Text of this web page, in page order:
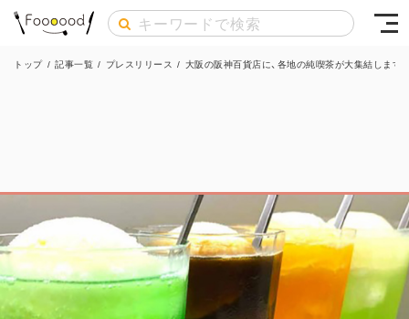
トップ / 記事一覧 / プレスリリース / 大阪の阪神百貨店に、各地の純喫茶が大集結します！